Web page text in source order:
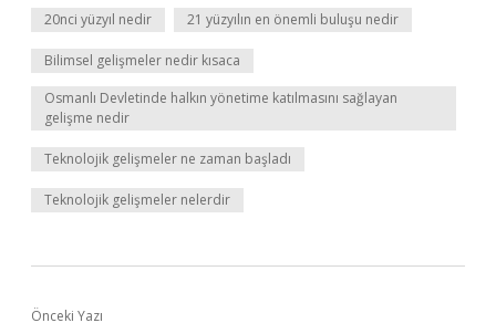
20nci yüzyıl nedir 21 yüzyılın en önemli buluşu nedir
Bilimsel gelişmeler nedir kısaca
Osmanlı Devletinde halkın yönetime katılmasını sağlayan
gelişme nedir
Teknolojik gelişmeler ne zaman başladı
Teknolojik gelişmeler nelerdir
Önceki Yazı